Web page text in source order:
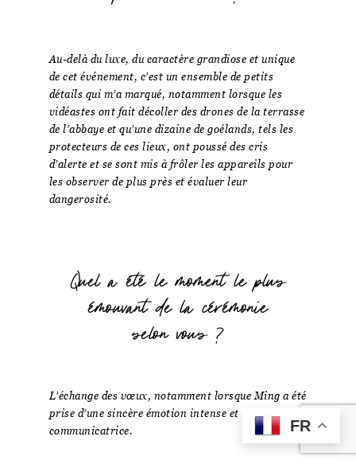
Au-delà du luxe, du caractère grandiose et unique
de cet événement, c’est un ensemble de petits
détails qui m’a marqué, notamment lorsque les
vidéastes ont fait décoller des drones de la terrasse
de l’abbaye et qu’une dizaine de goélands, tels les
protecteurs de ces lieux, ont poussé des cris
d’alerte et se sont mis à frôler les appareils pour
les observer de plus près et évaluer leur
dangerosité.
Quel a été le moment le plus
émouvant de la cérémonie
selon vous ?
L’échange des vœux, notamment lorsque Ming a été
prise d’une sincère émotion intense et
communicatrice.
FR